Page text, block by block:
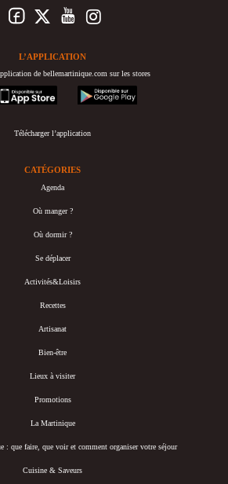
L’APPLICATION
de bellemartinique.com sur les stores
appstore
googleplay
Télécharger l’application
CATÉGORIES
Agenda
Où manger ?
Où dormir ?
Se déplacer
Activités&Loisirs
Recettes
Artisanat
Bien-être
Lieux à visiter
Promotions
La Martinique
: que faire, que voir et comment organiser votre séjour
Cuisine & Saveurs